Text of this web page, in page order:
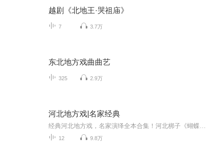
越剧《北地王·哭祖庙》
7 3.7万
东北地方戏曲曲艺
325 2.9万
河北地方戏|名家经典
12 9.8万